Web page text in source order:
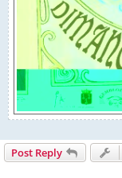
Post Reply